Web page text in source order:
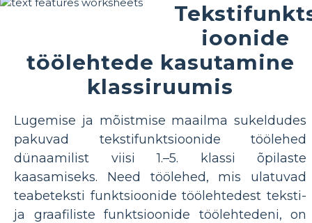
ioonide
töölehtede kasutamine
klassiruumis
Lugemise ja mõistmise maailma sukeldudes
pakuvad tekstifunktsioonide töölehed
dünaamilist viisi 1.–5. klassi õpilaste
kaasamiseks. Need töölehed, mis ulatuvad
teabeteksti funktsioonide töölehtedest teksti-
ja graafiliste funktsioonide töölehtedeni, on